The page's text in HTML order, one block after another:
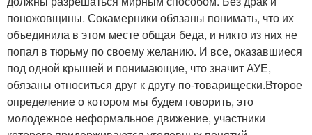
поножовщины. Сокамерники обязаны понимать, что их
объединила в этом месте общая беда, и никто из них не
попал в тюрьму по своему желанию. И все, оказавшиеся
под одной крышей и понимающие, что значит АУЕ,
обязаны относиться друг к другу по-товарищески.Второе
определение о котором мы будем говорить, это
молодежное неформальное движение, участники